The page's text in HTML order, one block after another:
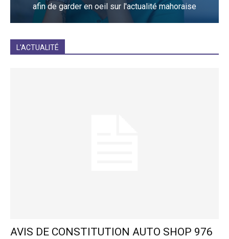
afin de garder en oeil sur l'actualité mahoraise
L'ACTUALITÉ
AVIS DE CONSTITUTION AUTO SHOP 976